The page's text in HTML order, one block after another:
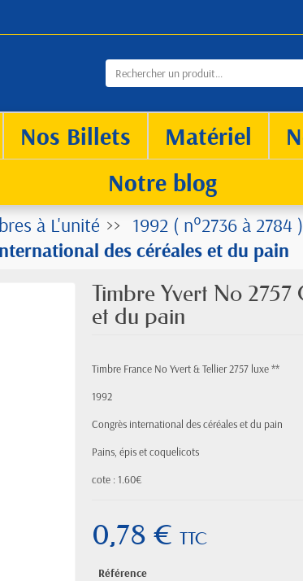
Nos Billets Matériel
Notre blog
à L'unité
1992 ( n°2736 à 2784 )
des céréales et du pain
Timbre Yvert No 2757
et du pain
Timbre France No Yvert & Tellier 2757 luxe **
1992
Congrès international des céréales et du pain
Pains, épis et coquelicots
cote : 1.60€
0,78 €TTC
Référence